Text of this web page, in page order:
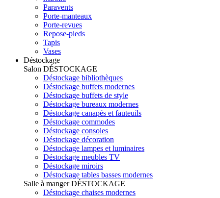
Paravents
Porte-manteaux
Porte-revues
Repose-pieds
Tapis
Vases
Déstockage
Salon DÉSTOCKAGE
Déstockage bibliothèques
Déstockage buffets modernes
Déstockage buffets de style
Déstockage bureaux modernes
Déstockage canapés et fauteuils
Déstockage commodes
Déstockage consoles
Déstockage décoration
Déstockage lampes et luminaires
Déstockage meubles TV
Déstockage miroirs
Déstockage tables basses modernes
Salle à mangerDÉSTOCKAGE
Déstockage chaises modernes